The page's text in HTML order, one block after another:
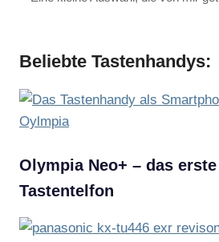
Beliebte Tastenhandys:
Olympia Neo+ – das
Tastentelfon